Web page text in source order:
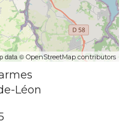
data © OpenStreetMap contributors
Léon